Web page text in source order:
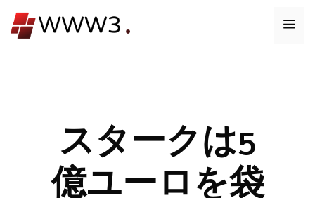
ン
メ
スタークは5
億ユーロを袋